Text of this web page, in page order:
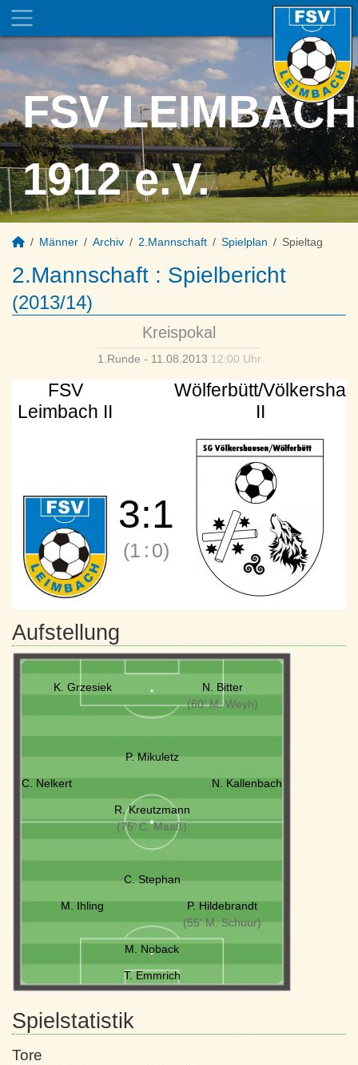
FSV LEIMBACH
1912 e.V.
Männer Archiv 2.Mannschaft Spielplan Spieltag
2.Mannschaft : Spielbericht
(2013/14)
Kreispokal
1.Runde - 11.08.2013 12:00 Uhr
FSV
Leimbach II
Wölferbütt/Völkersha
II
3:1
(1 : 0)
Aufstellung
K. Grzesiek
N. Bitter
(60' M. Weyh)
P. Mikuletz
C. Nelkert N. Kallenbach
R. Kreutzmann
(75' C. Maaß)
C. Stephan
M. Ihling
P. Hildebrandt
(55' M. Schuur)
M. Noback
T. Emmrich
Spielstatistik
Tore